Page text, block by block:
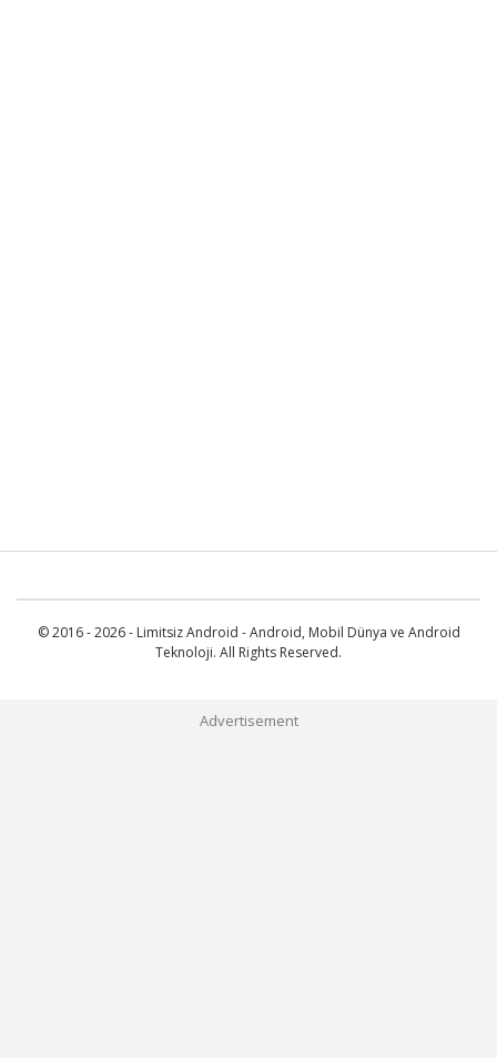
© 2016 - 2026 - Limitsiz Android - Android, Mobil Dünya ve Android
Teknoloji. All Rights Reserved.
Advertisement